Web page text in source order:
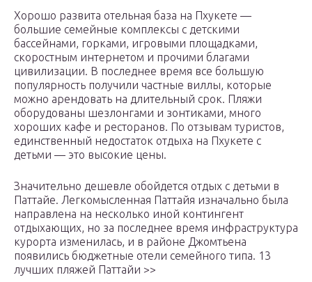
Хорошо развита отельная база на Пхукете —
большие семейные комплексы с детскими
бассейнами, горками, игровыми площадками,
скоростным интернетом и прочими благами
цивилизации. В последнее время все большую
популярность получили частные виллы, которые
можно арендовать на длительный срок. Пляжи
оборудованы шезлонгами и зонтиками, много
хороших кафе и ресторанов. По отзывам туристов,
единственный недостаток отдыха на Пхукете с
детьми — это высокие цены.
Значительно дешевле обойдется отдых с детьми в
Паттайе. Легкомысленная Паттайя изначально была
направлена на несколько иной контингент
отдыхающих, но за последнее время инфраструктура
курорта изменилась, и в районе Джомтьена
появились бюджетные отели семейного типа. 13
лучших пляжей Паттайи >>